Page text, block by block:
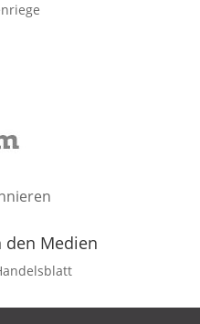
den Medien